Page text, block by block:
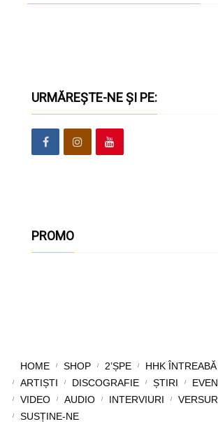
URMĂREȘTE-NE ȘI PE:
PROMO
HOME SHOP 2’ȘPE HHK ÎNTREABĂ
ARTIȘTI
DISCOGRAFIE ȘTIRI
VIDEO
AUDIO INTERVIURI
SUSȚINE-NE